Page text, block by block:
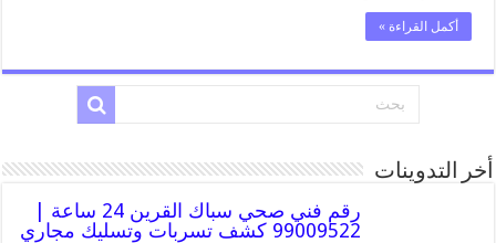
أكمل القراءة »
أخر التدوينات
رقم فني صحي سباك القرين 24 ساعة |
99009522 كشف تسربات وتسليك مجاري